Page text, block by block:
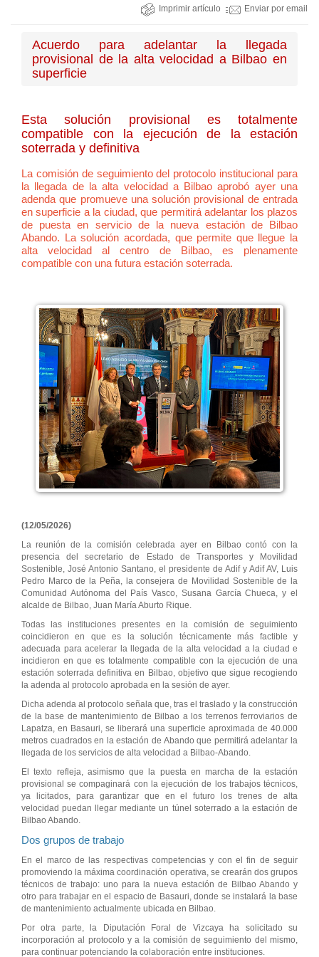
Imprimir artículo Enviar por email
Acuerdo para adelantar la llegada
provisional de la alta velocidad a Bilbao en
superficie
Esta solución provisional es totalmente
compatible con la ejecución de la estación
soterrada y definitiva
La comisión de seguimiento del protocolo institucional para
la llegada de la alta velocidad a Bilbao aprobó ayer una
adenda que promueve una solución provisional de entrada
en superficie a la ciudad, que permitirá adelantar los plazos
de puesta en servicio de la nueva estación de Bilbao
Abando. La solución acordada, que permite que llegue la
alta velocidad al centro de Bilbao, es plenamente
compatible con una futura estación soterrada.
(12/05/2026)
La reunión de la comisión celebrada ayer en Bilbao contó con la
presencia del secretario de Estado de Transportes y Movilidad
Sostenible, José Antonio Santano, el presidente de Adif y Adif AV, Luis
Pedro Marco de la Peña, la consejera de Movilidad Sostenible de la
Comunidad Autónoma del País Vasco, Susana García Chueca, y el
alcalde de Bilbao, Juan María Aburto Rique.
Todas las instituciones presentes en la comisión de seguimiento
coincidieron en que es la solución técnicamente más factible y
adecuada para acelerar la llegada de la alta velocidad a la ciudad e
incidieron en que es totalmente compatible con la ejecución de una
estación soterrada definitiva en Bilbao, objetivo que sigue recogiendo
la adenda al protocolo aprobada en la sesión de ayer.
Dicha adenda al protocolo señala que, tras el traslado y la construcción
de la base de mantenimiento de Bilbao a los terrenos ferroviarios de
Lapatza, en Basauri, se liberará una superficie aproximada de 40.000
metros cuadrados en la estación de Abando que permitirá adelantar la
llegada de los servicios de alta velocidad a Bilbao-Abando.
El texto refleja, asimismo que la puesta en marcha de la estación
provisional se compaginará con la ejecución de los trabajos técnicos,
ya licitados, para garantizar que en el futuro los trenes de alta
velocidad puedan llegar mediante un túnel soterrado a la estación de
Bilbao Abando.
Dos grupos de trabajo
En el marco de las respectivas competencias y con el fin de seguir
promoviendo la máxima coordinación operativa, se crearán dos grupos
técnicos de trabajo: uno para la nueva estación de Bilbao Abando y
otro para trabajar en el espacio de Basauri, donde se instalará la base
de mantenimiento actualmente ubicada en Bilbao.
Por otra parte, la Diputación Foral de Vizcaya ha solicitado su
incorporación al protocolo y a la comisión de seguimiento del mismo,
para continuar potenciando la colaboración entre instituciones.